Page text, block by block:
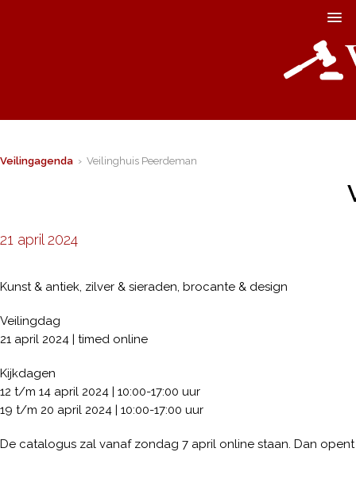
Veilingagenda › Veilinghuis Peerdeman
21 april 2024
Kunst & antiek, zilver & sieraden, brocante & design
Veilingdag
21 april 2024 | timed online
Kijkdagen
12 t/m 14 april 2024 | 10:00-17:00 uur
19 t/m 20 april 2024 | 10:00-17:00 uur
De catalogus zal vanaf zondag 7 april online staan. Dan